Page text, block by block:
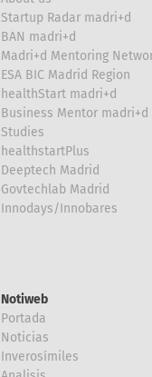
Startup Radar madri+d
BAN madri+d
Madri+d Mentoring
ESA BIC Madrid Region
healthStart madri+d
Business Mentor madri+d
Studies
healthstartPlus
Deeptech Madrid
Govtechlab Madrid
Innodays/Innobares
Notiweb
Portada
Noticias
Inverosímiles